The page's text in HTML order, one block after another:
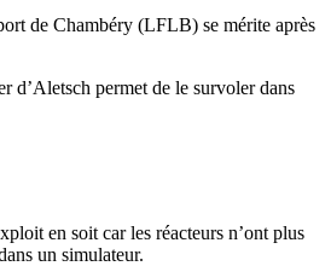
de Chambéry (LFLB) se mérite après
d’Aletsch permet de le survoler dans
en soit car les réacteurs n’ont plus
un simulateur.